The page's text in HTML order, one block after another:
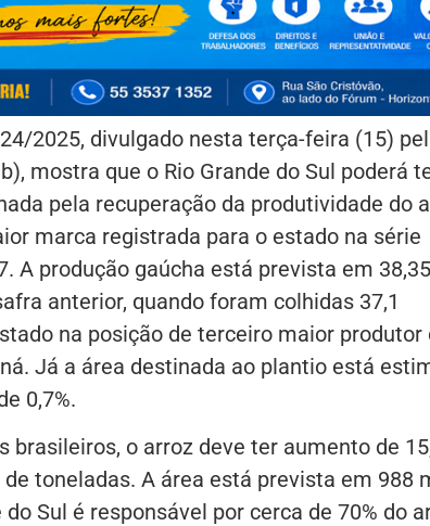
2025, divulgado nesta terça-feira (15)
mostra que o Rio Grande do Sul poderá
pela recuperação da produtividade do
marca registrada para o estado na série
A produção gaúcha está prevista em 38,35
anterior, quando foram colhidas 37,1
na posição de terceiro maior produtor
Já a área destinada ao plantio está
0,7%.
o arroz deve ter aumento de
toneladas. A área está prevista em 988
Sul é responsável por cerca de 70% do